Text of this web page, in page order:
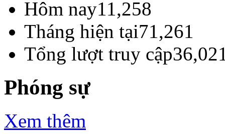
Hôm nay11,258
Tháng hiện tại71,261
Tổng lượt truy cập
Phóng sự
Xem thêm